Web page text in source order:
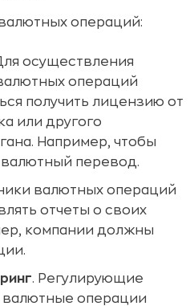
операций:
осуществления
операций
получить лицензию от
или другого
Например, чтобы
перевод.
валютных операций
отчеты о своих
компании должны
. Регулирующие
операции